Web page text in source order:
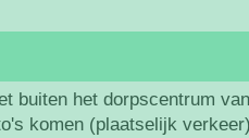
buiten het dorpscentrum
komen (plaatselijk